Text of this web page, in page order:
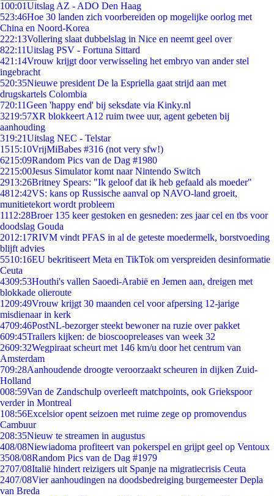
100:01Uitslag AZ - ADO Den Haag
523:46Hoe 30 landen zich voorbereiden op mogelijke oorlog met
China en Noord-Korea
222:13Vollering slaat dubbelslag in Nice en neemt geel over
822:11Uitslag PSV - Fortuna Sittard
421:14Vrouw krijgt door verwisseling het embryo van ander stel
ingebracht
520:35Nieuwe president De la Espriella gaat strijd aan met
drugskartels Colombia
720:11Geen 'happy end' bij seksdate via Kinky.nl
3219:57XR blokkeert A12 ruim twee uur, agent gebeten bij
aanhouding
319:21Uitslag NEC - Telstar
1515:10VrijMiBabes #316 (not very sfw!)
6215:09Random Pics van de Dag #1980
2215:00Jesus Simulator komt naar Nintendo Switch
2913:26Britney Spears: "Ik geloof dat ik heb gefaald als moeder"
4812:42VS: kans op Russische aanval op NAVO-land groeit,
munitietekort wordt probleem
1112:28Broer 135 keer gestoken en gesneden: zes jaar cel en tbs voor
doodslag Gouda
2012:17RIVM vindt PFAS in al de geteste moedermelk, borstvoeding
blijft advies
5510:16EU bekritiseert Meta en TikTok om verspreiden desinformatie
Ceuta
4309:53Houthi's vallen Saoedi-Arabië en Jemen aan, dreigen met
blokkade olieroute
1209:49Vrouw krijgt 30 maanden cel voor afpersing 12-jarige
misdienaar in kerk
4709:46PostNL-bezorger steekt bewoner na ruzie over pakket
609:45Trailers kijken: de bioscoopreleases van week 32
2609:32Wegpiraat scheurt met 146 km/u door het centrum van
Amsterdam
709:28Aanhoudende droogte veroorzaakt scheuren in dijken Zuid-
Holland
008:59Van de Zandschulp overleeft matchpoints, ook Griekspoor
verder in Montreal
108:56Excelsior opent seizoen met ruime zege op promovendus
Cambuur
208:35Nieuw te streamen in augustus
408/08Niewiadoma profiteert van pokerspel en grijpt geel op Ventoux
3508/08Random Pics van de Dag #1979
2707/08Italië hindert reizigers uit Spanje na migratiecrisis Ceuta
2407/08Vier aanhoudingen na doodsbedreiging burgemeester Depla
van Breda